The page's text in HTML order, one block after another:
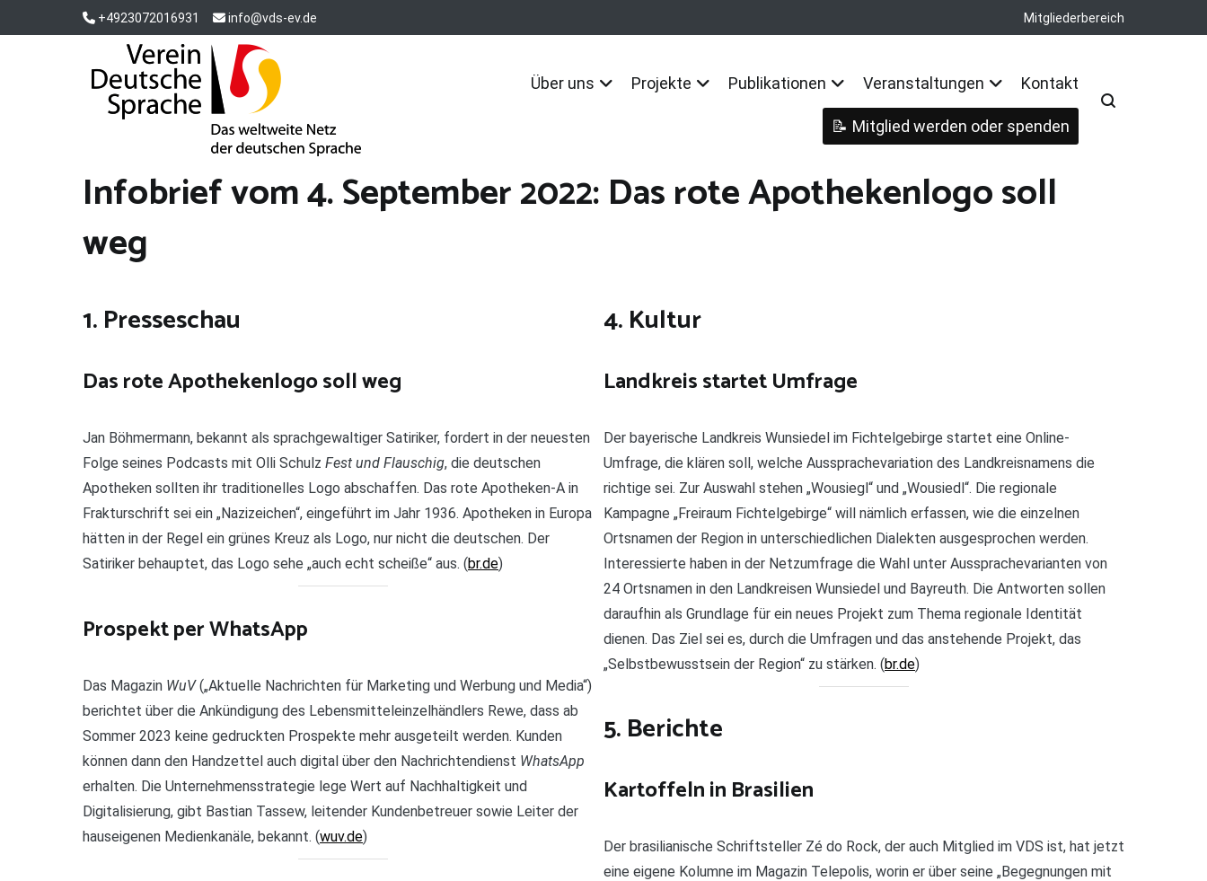
+4923072016931 info@vds-ev.de Mitgliederbereich
Verein Deutsche Sprache e. V.
Über uns Projekte Publikationen Veranstaltungen Kontakt
Mitglied werden oder spenden
Infobrief vom 4. September 2022: Das rote Apothekenlogo soll
weg
1. Presseschau
Das rote Apothekenlogo soll weg
Jan Böhmermann, bekannt als sprachgewaltiger Satiriker, fordert in der neuesten
Folge seines Podcasts mit Olli Schulz Fest und Flauschig, die deutschen
Apotheken sollten ihr traditionelles Logo abschaffen. Das rote Apotheken-A in
Frakturschrift sei ein „Nazizeichen“, eingeführt im Jahr 1936. Apotheken in Europa
hätten in der Regel ein grünes Kreuz als Logo, nur nicht die deutschen. Der
Satiriker behauptet, das Logo sehe „auch echt scheiße“ aus. (br.de)
Prospekt per WhatsApp
Das Magazin WuV(„Aktuelle Nachrichten für Marketing und Werbung und Media“)
berichtet über die Ankündigung des Lebensmitteleinzelhändlers Rewe, dass ab
Sommer 2023 keine gedruckten Prospekte mehr ausgeteilt werden. Kunden
können dann den Handzettel auch digital über den Nachrichtendienst WhatsApp
erhalten. Die Unternehmensstrategie lege Wert auf Nachhaltigkeit und
Digitalisierung, gibt Bastian Tassew, leitender Kundenbetreuer sowie Leiter der
hauseigenen Medienkanäle, bekannt. (wuv.de)
4. Kultur
Landkreis startet Umfrage
Der bayerische Landkreis Wunsiedel im Fichtelgebirge startet eine Online-
Umfrage, die klären soll, welche Aussprachevariation des Landkreisnamens die
richtige sei. Zur Auswahl stehen „Wousiegl“ und „Wousiedl“. Die regionale
Kampagne „Freiraum Fichtelgebirge“ will nämlich erfassen, wie die einzelnen
Ortsnamen der Region in unterschiedlichen Dialekten ausgesprochen werden.
Interessierte haben in der Netzumfrage die Wahl unter Aussprachevarianten von
24 Ortsnamen in den Landkreisen Wunsiedel und Bayreuth. Die Antworten sollen
daraufhin als Grundlage für ein neues Projekt zum Thema regionale Identität
dienen. Das Ziel sei es, durch die Umfragen und das anstehende Projekt, das
„Selbstbewusstsein der Region“ zu stärken. (br.de)
5. Berichte
Kartoffeln in Brasilien
Der brasilianische Schriftsteller Zé do Rock, der auch Mitglied im VDS ist, hat jetzt
eine eigene Kolumne im Magazin Telepolis, worin er über seine „Begegnungen mit